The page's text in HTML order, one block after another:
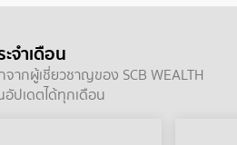
จำเดือน
ากผู้เชี่ยวชาญของ SCB WEALTH
อัปเดตได้ทุกเดือน